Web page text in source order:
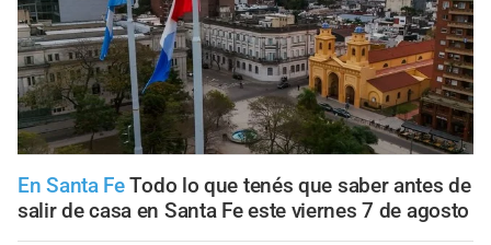
En Santa FeTodo lo que tenés que saber antes de
salir de casa en Santa Fe este viernes 7 de agosto